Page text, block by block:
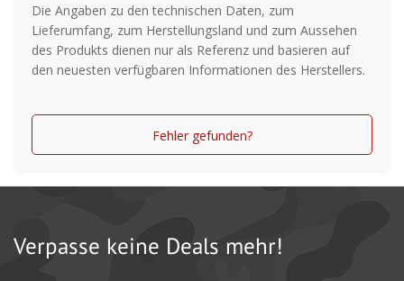
Transportlänge: 110 cm
Gewicht: 3,2 Kg
Großer Wiegehaken aus Edelstahl
Zweiteilige Beine für besseren Transport
Die Angaben zu den technischen Daten, zum
Lieferumfang, zum Herstellungsland und zum Aussehen
des Produkts dienen nur als Referenz und basieren auf
den neuesten verfügbaren Informationen des Herstellers.
Fehler gefunden?
Verpasse keine Deals mehr!